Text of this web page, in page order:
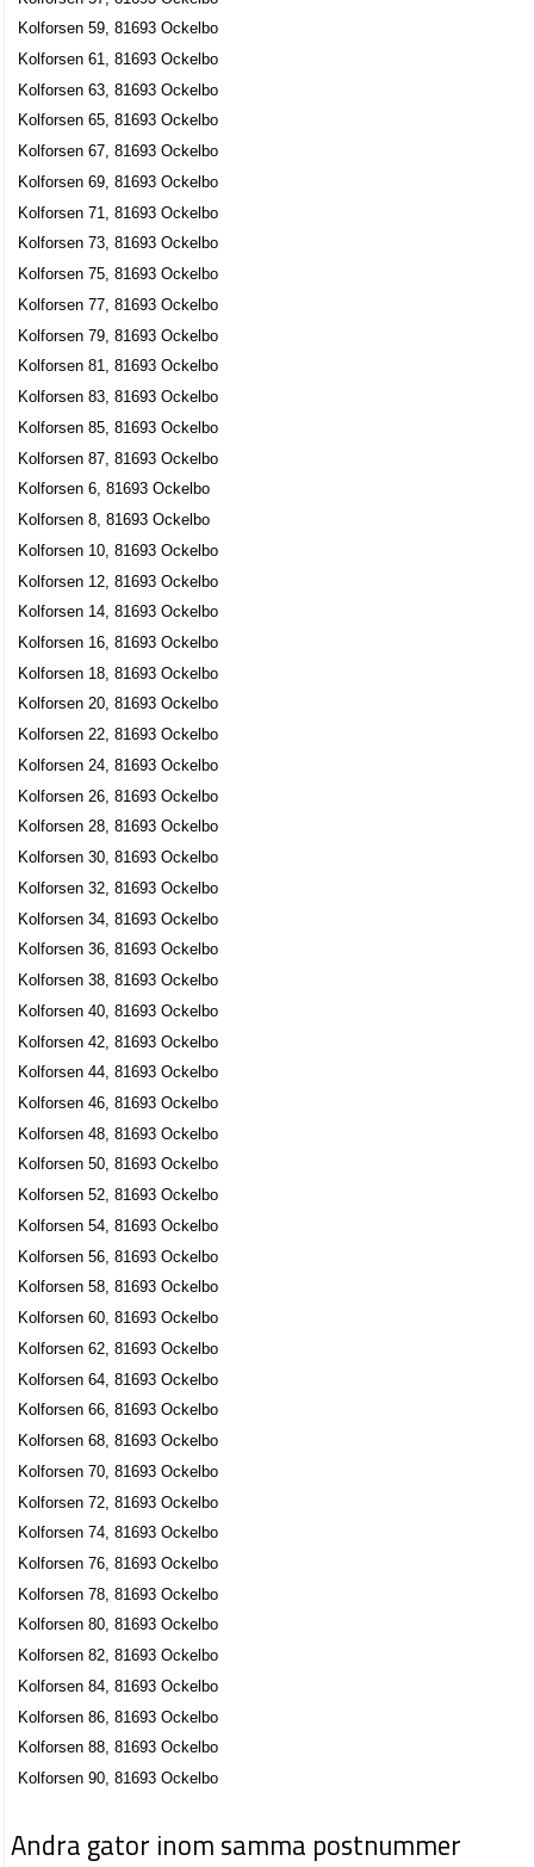
Kolforsen 59, 81693 Ockelbo
Kolforsen 61, 81693 Ockelbo
Kolforsen 63, 81693 Ockelbo
Kolforsen 65, 81693 Ockelbo
Kolforsen 67, 81693 Ockelbo
Kolforsen 69, 81693 Ockelbo
Kolforsen 71, 81693 Ockelbo
Kolforsen 73, 81693 Ockelbo
Kolforsen 75, 81693 Ockelbo
Kolforsen 77, 81693 Ockelbo
Kolforsen 79, 81693 Ockelbo
Kolforsen 81, 81693 Ockelbo
Kolforsen 83, 81693 Ockelbo
Kolforsen 85, 81693 Ockelbo
Kolforsen 87, 81693 Ockelbo
Kolforsen 6, 81693 Ockelbo
Kolforsen 8, 81693 Ockelbo
Kolforsen 10, 81693 Ockelbo
Kolforsen 12, 81693 Ockelbo
Kolforsen 14, 81693 Ockelbo
Kolforsen 16, 81693 Ockelbo
Kolforsen 18, 81693 Ockelbo
Kolforsen 20, 81693 Ockelbo
Kolforsen 22, 81693 Ockelbo
Kolforsen 24, 81693 Ockelbo
Kolforsen 26, 81693 Ockelbo
Kolforsen 28, 81693 Ockelbo
Kolforsen 30, 81693 Ockelbo
Kolforsen 32, 81693 Ockelbo
Kolforsen 34, 81693 Ockelbo
Kolforsen 36, 81693 Ockelbo
Kolforsen 38, 81693 Ockelbo
Kolforsen 40, 81693 Ockelbo
Kolforsen 42, 81693 Ockelbo
Kolforsen 44, 81693 Ockelbo
Kolforsen 46, 81693 Ockelbo
Kolforsen 48, 81693 Ockelbo
Kolforsen 50, 81693 Ockelbo
Kolforsen 52, 81693 Ockelbo
Kolforsen 54, 81693 Ockelbo
Kolforsen 56, 81693 Ockelbo
Kolforsen 58, 81693 Ockelbo
Kolforsen 60, 81693 Ockelbo
Kolforsen 62, 81693 Ockelbo
Kolforsen 64, 81693 Ockelbo
Kolforsen 66, 81693 Ockelbo
Kolforsen 68, 81693 Ockelbo
Kolforsen 70, 81693 Ockelbo
Kolforsen 72, 81693 Ockelbo
Kolforsen 74, 81693 Ockelbo
Kolforsen 76, 81693 Ockelbo
Kolforsen 78, 81693 Ockelbo
Kolforsen 80, 81693 Ockelbo
Kolforsen 82, 81693 Ockelbo
Kolforsen 84, 81693 Ockelbo
Kolforsen 86, 81693 Ockelbo
Kolforsen 88, 81693 Ockelbo
Kolforsen 90, 81693 Ockelbo
Andra gator inom samma postnummer